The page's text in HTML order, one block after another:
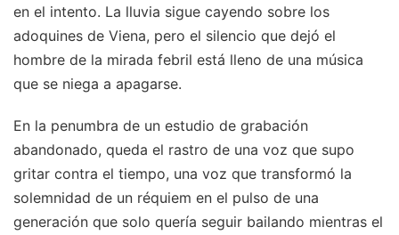
en el intento. La lluvia sigue cayendo sobre los
adoquines de Viena, pero el silencio que dejó el
hombre de la mirada febril está lleno de una música
que se niega a apagarse.
En la penumbra de un estudio de grabación
abandonado, queda el rastro de una voz que supo
gritar contra el tiempo, una voz que transformó la
solemnidad de un réquiem en el pulso de una
generación que solo quería seguir bailando mientras el